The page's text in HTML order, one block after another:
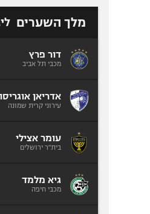
מלך השערים
דור פרץ
מכבי תל אביב
אדריאן
עירוני קרית שמונה
עומר אצילי
בית"ר ירושלים
גיא מלמד
מכבי חיפה